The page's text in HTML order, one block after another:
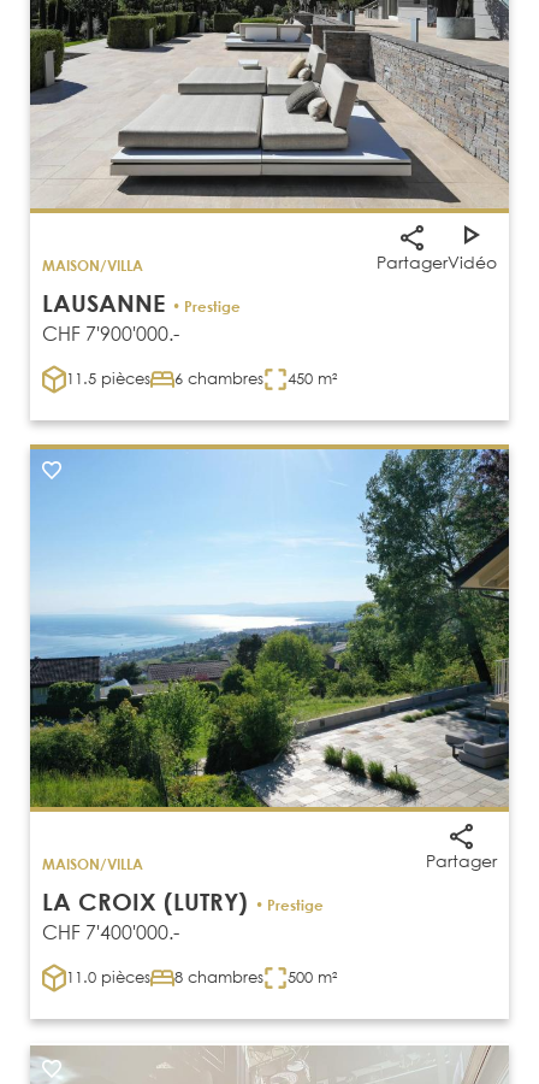
PartagerVidéo
MAISON/VILLA
LAUSANNE • Prestige
CHF 7'900'000.-
11.5 pièces 6 chambres 450 m²
Partager
MAISON/VILLA
LA CROIX (LUTRY) • Prestige
CHF 7'400'000.-
11.0 pièces 8 chambres 500 m²